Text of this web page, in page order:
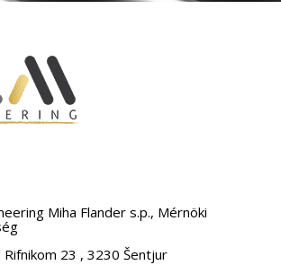
Miha Flander s.p., Mérnöki
23 , 3230 Šentjur